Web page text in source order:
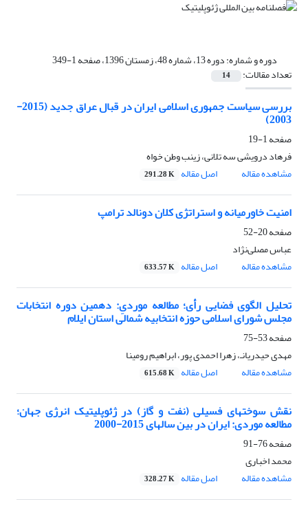
دوره و شماره:دوره 13، شماره 48، زمستان 1396، صفحه 1-349
تعداد مقالات: 14
بررسی سیاست‌ جمهوری اسلامی ایران در قبال عراق جدید (2015-
2003)
صفحه1-19
فرهاد درویشی سه تلانی، زینب وطن خواه
مشاهده مقاله
اصل مقاله 291.28 K
امنیت خاورمیانه و استراتژی کلان دونالد ترامپ
صفحه20-52
عباس مصلی‌نژاد
مشاهده مقاله
اصل مقاله 633.57 K
تحلیل الگوی فضایی رأی؛ مطالعه موردیِ: دهمین دوره انتخابات
مجلس شورای اسلامی حوزه انتخابیه شمالی استان ایلام
صفحه53-75
مهدی حیدریانـ، زهرا احمدی پور، ابراهیم رومینا
مشاهده مقاله
اصل مقاله 615.68 K
نقش سوختهای فسیلی (نفت و گاز) در ژئوپلیتیک انرژی جهان؛
مطالعه موردی: ایران در بین سالهای 2015-2000
صفحه76-91
محمد اخباری
مشاهده مقاله
اصل مقاله 328.27 K